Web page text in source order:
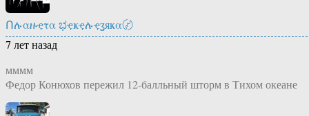
Ոሉαዙҿτα ಭҿҝҿሉҿʓяҝα〄
7 лет назад
мммм
Федор Конюхов пережил 12-балльный шторм в Тихом океане